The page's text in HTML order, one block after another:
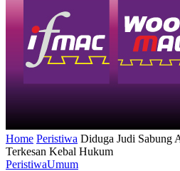
Home Peristiwa Diduga Judi Sabung
Terkesan Kebal Hukum
PeristiwaUmum